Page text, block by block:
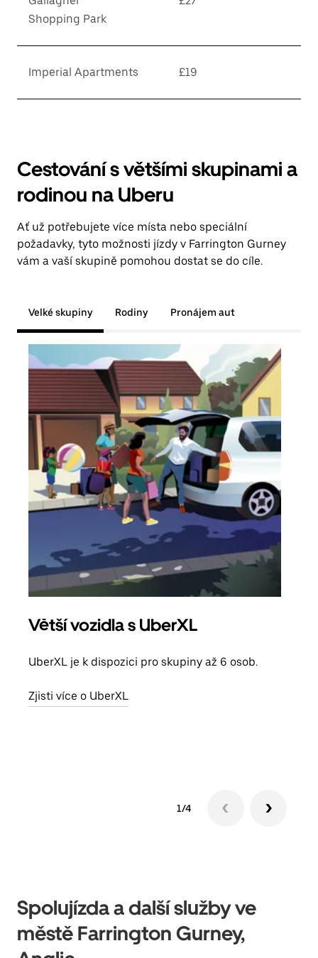
Shopping Park
Imperial Apartments £19
Cestování s většími skupinami a
rodinou na Uberu
Ať už potřebujete více místa nebo speciální
požadavky, tyto možnosti jízdy v Farrington Gurney
vám a vaší skupině pomohou dostat se do cíle.
Velké skupiny Rodiny Pronájem aut
Větší vozidla s UberXL
UberXL je k dispozici pro skupiny až 6 osob.
Zjisti více o UberXL
1/4
Spolujízda a další služby ve
městě Farrington Gurney,